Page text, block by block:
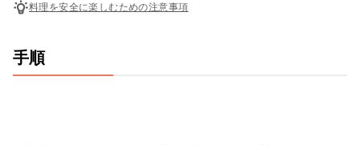
料理を安全に楽しむための注意事項
手順